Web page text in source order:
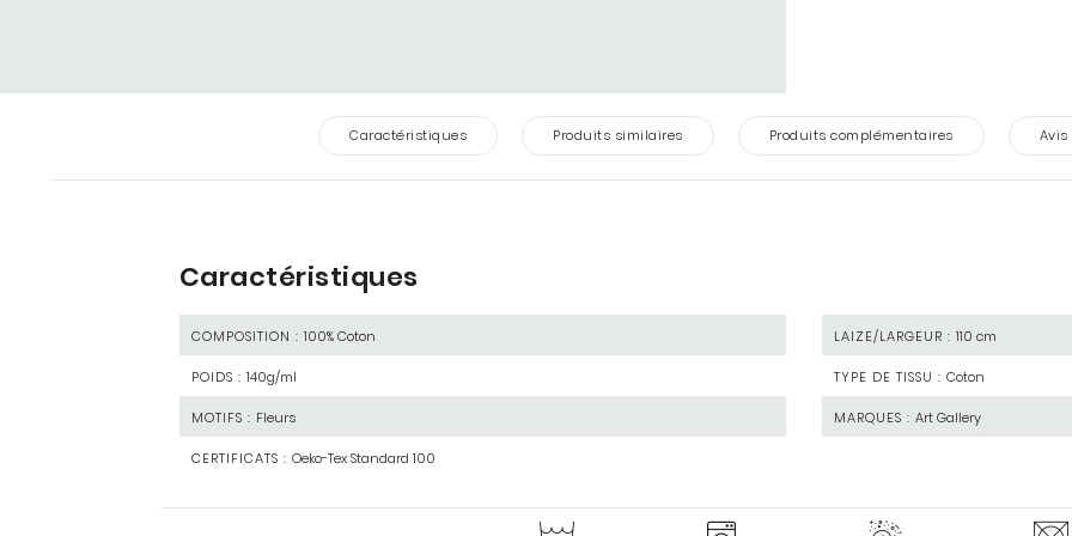
Caractéristiques Produits similaires Produits complémentaires Avis
Caractéristiques
COMPOSITION : 100% Coton LAIZE/LARGEUR : 110 cm
POIDS : 140g/ml TYPE DE TISSU : Coton
MOTIFS : Fleurs MARQUES : Art Gallery
CERTIFICATS : Oeko-Tex Standard 100